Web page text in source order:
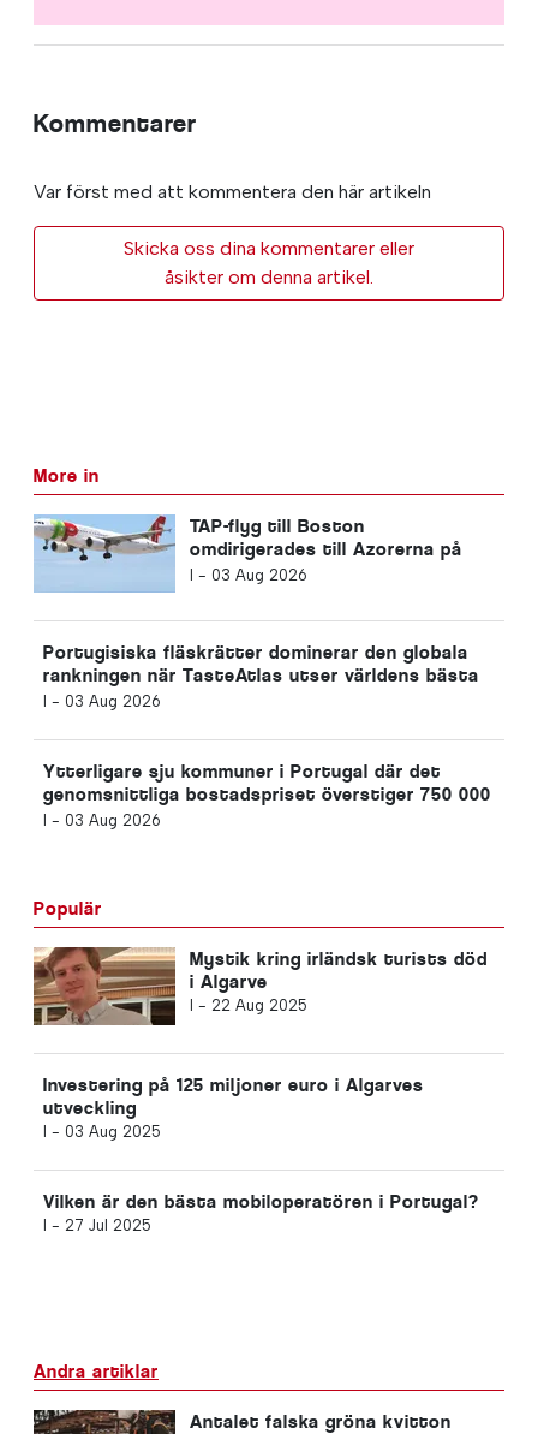
Kommentarer
Var först med att kommentera den här artikeln
Skicka oss dina kommentarer eller
åsikter om denna artikel.
More in
TAP-flyg till Boston
omdirigerades till Azorerna på
grund av tekniska problem
I - 03 Aug 2026
Portugisiska fläskrätter dominerar den globala
rankningen när TasteAtlas utser världens bästa
rätter
I - 03 Aug 2026
Ytterligare sju kommuner i Portugal där det
genomsnittliga bostadspriset överstiger 750 000
euro
I - 03 Aug 2026
Populär
Mystik kring irländsk turists död
i Algarve
I - 22 Aug 2025
Investering på 125 miljoner euro i Algarves
utveckling
I - 03 Aug 2025
Vilken är den bästa mobiloperatören i Portugal?
I - 27 Jul 2025
Andra artiklar
Antalet falska gröna kvitton